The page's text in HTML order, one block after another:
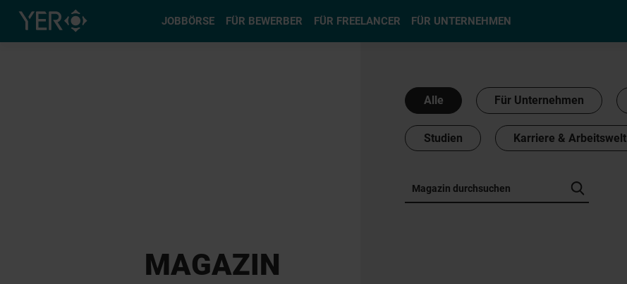
JOBBÖRSE FÜR BEWERBER FÜR FREELANCER FÜR UNTERNEHMEN
Typ auswählen
Alle Für Unternehmen
Studien Karriere & Arbeitswelt
MAGAZIN